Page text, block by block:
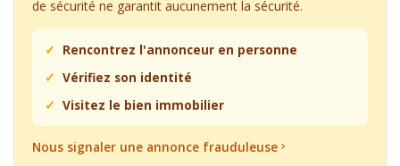
de sécurité ne garantit aucunement la sécurité.
Rencontrez l'annonceur en personne
Vérifiez son identité
Visitez le bien immobilier
Nous signaler une annonce frauduleuse